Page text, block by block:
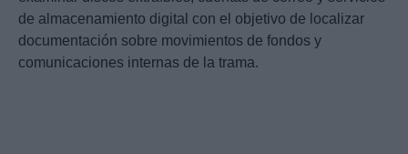
de almacenamiento digital con el objetivo de localizar
documentación sobre movimientos de fondos y
comunicaciones internas de la trama.